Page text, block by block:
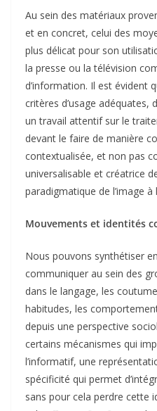
Au sein des matériaux
et en concret, celui des
plus délicat pour son
la presse ou la télévision
d’information. Il est évident
critères d’usage adéquates,
un travail attentif sur le
devant le faire de manière
contextualisée, et non pas
universalisable et créatrice
paradigmatique de l’image à
Mouvements et identités
Nous pouvons synthétiser
communiquer au sein des
dans le langage, les
habitudes, les
depuis une perspective
certains mécanismes qui
l’informatif, une
spécificité qui permet
sans pour cela perdre cette